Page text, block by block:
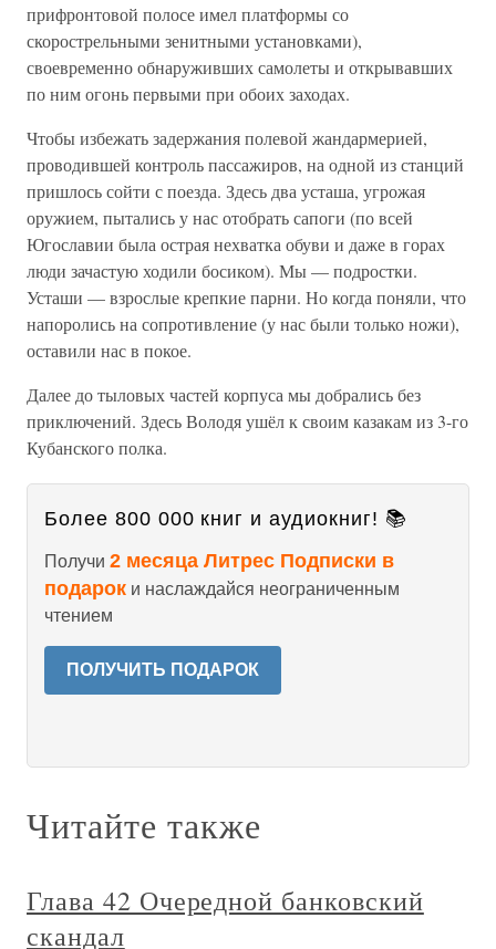
прифронтовой полосе имел платформы со
скорострельными зенитными установками),
своевременно обнаруживших самолеты и открывавших
по ним огонь первыми при обоих заходах.
Чтобы избежать задержания полевой жандармерией,
проводившей контроль пассажиров, на одной из станций
пришлось сойти с поезда. Здесь два усташа, угрожая
оружием, пытались у нас отобрать сапоги (по всей
Югославии была острая нехватка обуви и даже в горах
люди зачастую ходили босиком). Мы — подростки.
Усташи — взрослые крепкие парни. Но когда поняли, что
напоролись на сопротивление (у нас были только ножи),
оставили нас в покое.
Далее до тыловых частей корпуса мы добрались без
приключений. Здесь Володя ушёл к своим казакам из 3-го
Кубанского полка.
Более 800 000 книг и аудиокниг! 📚
Получи 2 месяца Литрес Подписки в
подарок и наслаждайся неограниченным
чтением
ПОЛУЧИТЬ ПОДАРОК
Читайте также
Глава 42 Очередной банковский
скандал